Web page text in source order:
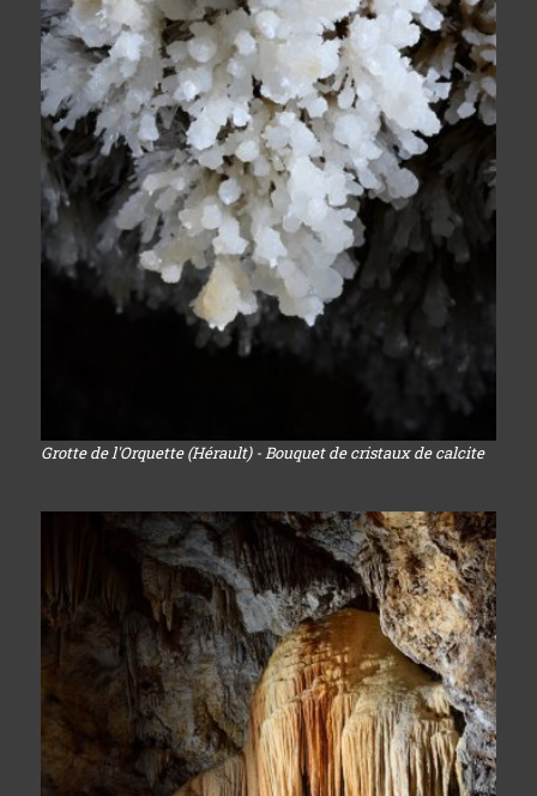
Grotte de l'Orquette (Hérault) - Bouquet de cristaux de calcite